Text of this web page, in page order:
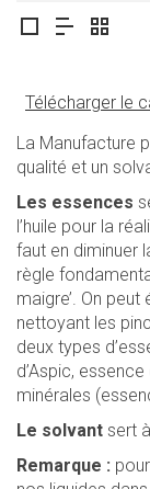
Télécharger le
La Manufacture
qualité et un
Les essences
l’huile pour la
faut en diminuer
règle
maigre’. On
nettoyant les
deux types
d’Aspic,
minérales
Le solvant sert
Remarque :